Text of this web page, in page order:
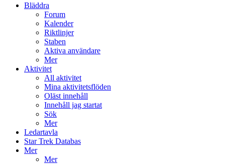
Bläddra
Forum
Kalender
Riktlinjer
Staben
Aktiva användare
Mer
Aktivitet
All aktivitet
Mina aktivitetsflöden
Oläst innehåll
Innehåll jag startat
Sök
Mer
Ledartavla
Star Trek Databas
Mer
Mer